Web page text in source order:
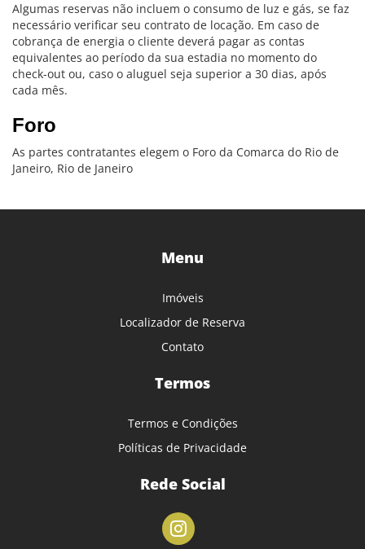
Algumas reservas não incluem o consumo de luz e gás, se faz
necessário verificar seu contrato de locação. Em caso de
cobrança de energia o cliente deverá pagar as contas
equivalentes ao período da sua estadia no momento do
check-out ou, caso o aluguel seja superior a 30 dias, após
cada mês.
Foro
As partes contratantes elegem o Foro da Comarca do Rio de
Janeiro, Rio de Janeiro
Menu
Imóveis
Localizador de Reserva
Contato
Termos
Termos e Condições
Políticas de Privacidade
Rede Social